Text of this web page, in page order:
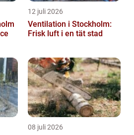
12 juli 2026
Ventilation i Stockholm:
Frisk luft i en tät stad
08 juli 2026